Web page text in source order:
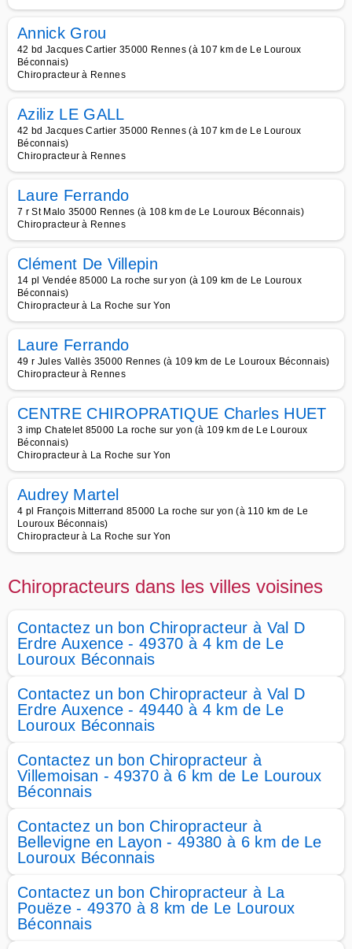
Annick Grou
42 bd Jacques Cartier 35000 Rennes (à 107 km de Le Louroux
Béconnais)
Chiropracteur à Rennes
Aziliz LE GALL
42 bd Jacques Cartier 35000 Rennes (à 107 km de Le Louroux
Béconnais)
Chiropracteur à Rennes
Laure Ferrando
7 r St Malo 35000 Rennes (à 108 km de Le Louroux Béconnais)
Chiropracteur à Rennes
Clément De Villepin
14 pl Vendée 85000 La roche sur yon (à 109 km de Le Louroux
Béconnais)
Chiropracteur à La Roche sur Yon
Laure Ferrando
49 r Jules Vallès 35000 Rennes (à 109 km de Le Louroux Béconnais)
Chiropracteur à Rennes
CENTRE CHIROPRATIQUE Charles HUET
3 imp Chatelet 85000 La roche sur yon (à 109 km de Le Louroux
Béconnais)
Chiropracteur à La Roche sur Yon
Audrey Martel
4 pl François Mitterrand 85000 La roche sur yon (à 110 km de Le
Louroux Béconnais)
Chiropracteur à La Roche sur Yon
Chiropracteurs dans les villes voisines
Contactez un bon Chiropracteur à Val D
Erdre Auxence - 49370 à 4 km de Le
Louroux Béconnais
Contactez un bon Chiropracteur à Val D
Erdre Auxence - 49440 à 4 km de Le
Louroux Béconnais
Contactez un bon Chiropracteur à
Villemoisan - 49370 à 6 km de Le Louroux
Béconnais
Contactez un bon Chiropracteur à
Bellevigne en Layon - 49380 à 6 km de Le
Louroux Béconnais
Contactez un bon Chiropracteur à La
Pouëze - 49370 à 8 km de Le Louroux
Béconnais